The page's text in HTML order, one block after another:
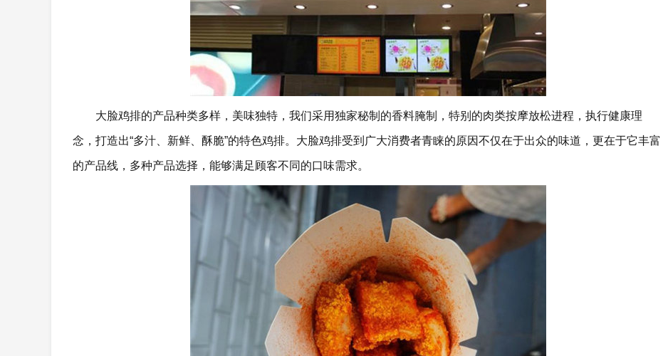
大脸鸡排的产品种类多样，美味独特，我们采用独家秘制的香料腌制，特别的肉类按摩放松进程，执行健康理
念，打造出“多汁、新鲜、酥脆”的特色鸡排。大脸鸡排受到广大消费者青睐的原因不仅在于出众的味道，更在于它丰富
的产品线，多种产品选择，能够满足顾客不同的口味需求。